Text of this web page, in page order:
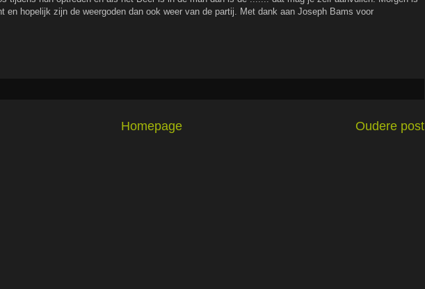
en hopelijk zijn de weergoden dan ook weer van de partij. Met dank aan Joseph Bams voor
Oudere post
Homepage